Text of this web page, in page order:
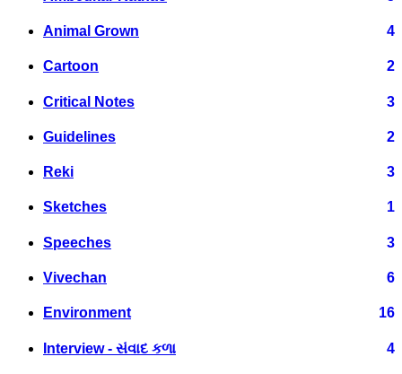
Animal Grown 4
Cartoon 2
Critical Notes 3
Guidelines 2
Reki 3
Sketches 1
Speeches 3
Vivechan 6
Environment 16
Interview - સંવાદ કળા 4